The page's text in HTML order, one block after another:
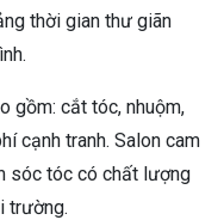
thời gian thư giãn
gồm: cắt tóc, nhuộm,
cạnh tranh. Salon cam
sóc tóc có chất lượng
trường.